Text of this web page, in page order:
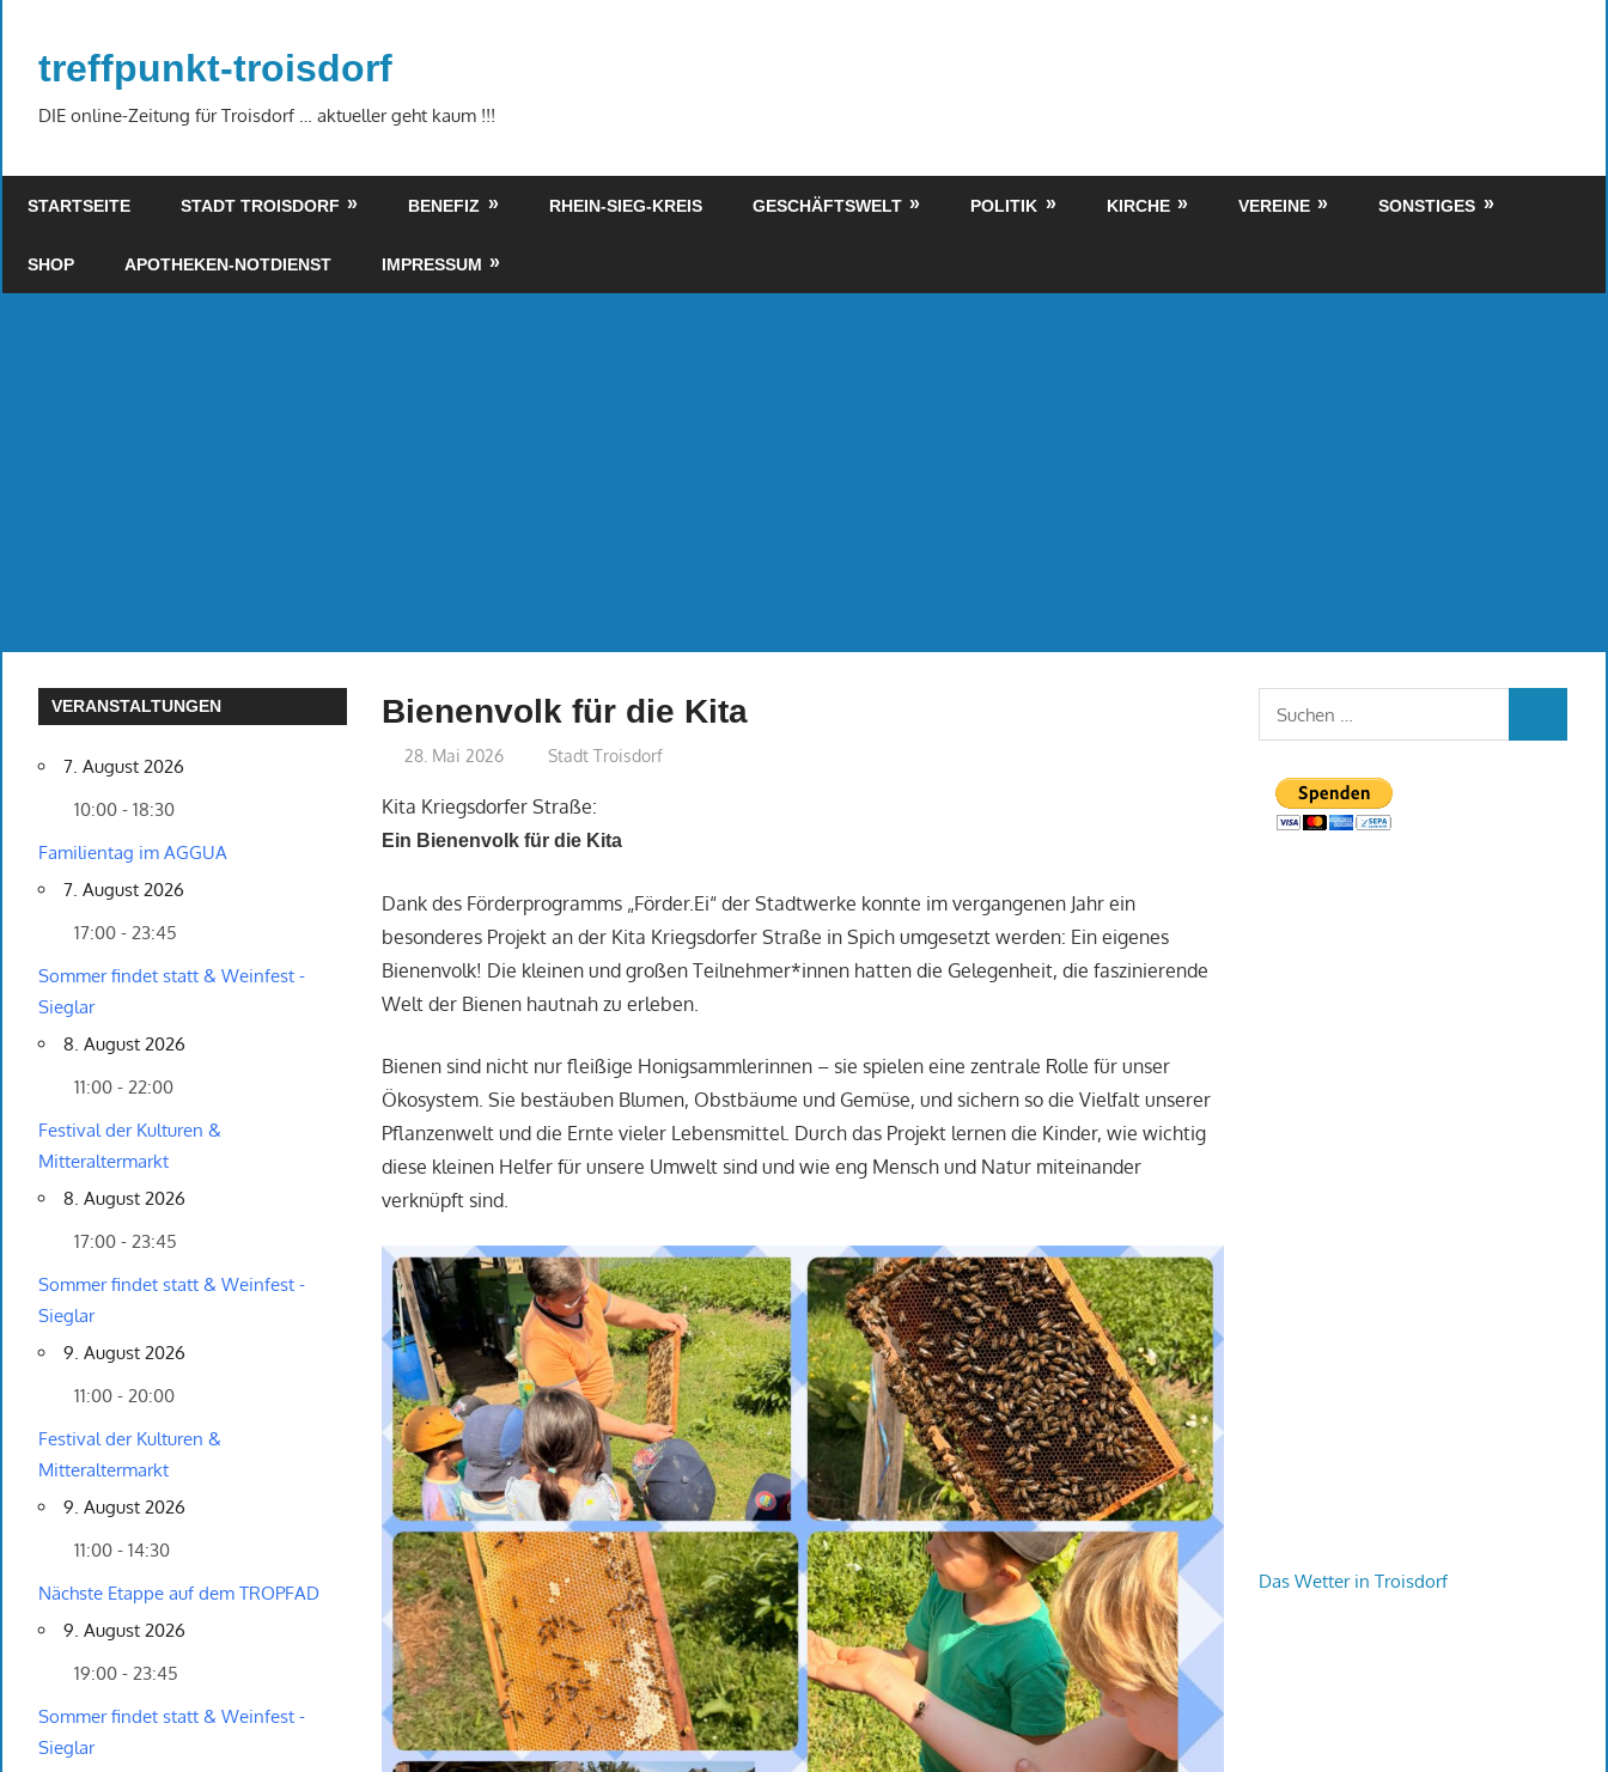
springen
treffpunkt-troisdorf
DIE online-Zeitung für Troisdorf … aktueller geht kaum !!!
STARTSEITE STADT TROISDORF BENEFIZ RHEIN-SIEG-KREIS GESCHÄFTSWELT POLITIK KIRCHE VEREINE SONSTIGES
SHOP APOTHEKEN-NOTDIENST IMPRESSUM
Bienenvolk für die Kita
28. Mai 2026 treffpunkt
Stadt Troisdorf
Kita Kriegsdorfer Straße:
Ein Bienenvolk für die Kita
Dank des Förderprogramms „Förder.Ei“ der Stadtwerke konnte im vergangenen Jahr ein
besonderes Projekt an der Kita Kriegsdorfer Straße in Spich umgesetzt werden: Ein eigenes
Bienenvolk! Die kleinen und großen Teilnehmer*innen hatten die Gelegenheit, die faszinierende
Welt der Bienen hautnah zu erleben.
Bienen sind nicht nur fleißige Honigsammlerinnen – sie spielen eine zentrale Rolle für unser
Ökosystem. Sie bestäuben Blumen, Obstbäume und Gemüse, und sichern so die Vielfalt unserer
Pflanzenwelt und die Ernte vieler Lebensmittel. Durch das Projekt lernen die Kinder, wie wichtig
diese kleinen Helfer für unsere Umwelt sind und wie eng Mensch und Natur miteinander
verknüpft sind.
VERANSTALTUNGEN
7. August 2026
10:00 - 18:30
Familientag im AGGUA
7. August 2026
17:00 - 23:45
Sommer findet statt & Weinfest -
Sieglar
8. August 2026
11:00 - 22:00
Festival der Kulturen &
Mitteraltermarkt
8. August 2026
17:00 - 23:45
Sommer findet statt & Weinfest -
Sieglar
9. August 2026
11:00 - 20:00
Festival der Kulturen &
Mitteraltermarkt
9. August 2026
11:00 - 14:30
Nächste Etappe auf dem TROPFAD
9. August 2026
19:00 - 23:45
Sommer findet statt & Weinfest -
Sieglar
Das Wetter in Troisdorf